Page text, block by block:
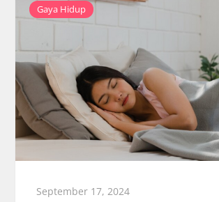
Gaya Hidup
September 17, 2024